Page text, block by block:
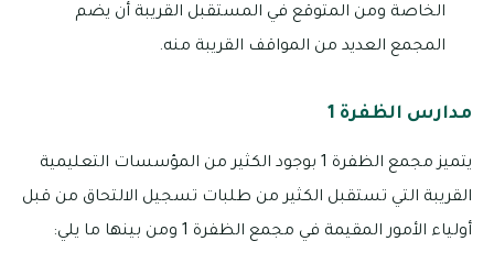
الخاصة ومن المتوقع في المستقبل القريبة أن يضم
المجمع العديد من المواقف القريبة منه.
مدارس الظفرة 1
يتميز مجمع الظفرة 1 بوجود الكثير من المؤسسات التعليمية
القريبة التي تستقبل الكثير من طلبات تسجيل الالتحاق من قبل
أولياء الأمور المقيمة في مجمع الظفرة 1 ومن بينها ما يلي: